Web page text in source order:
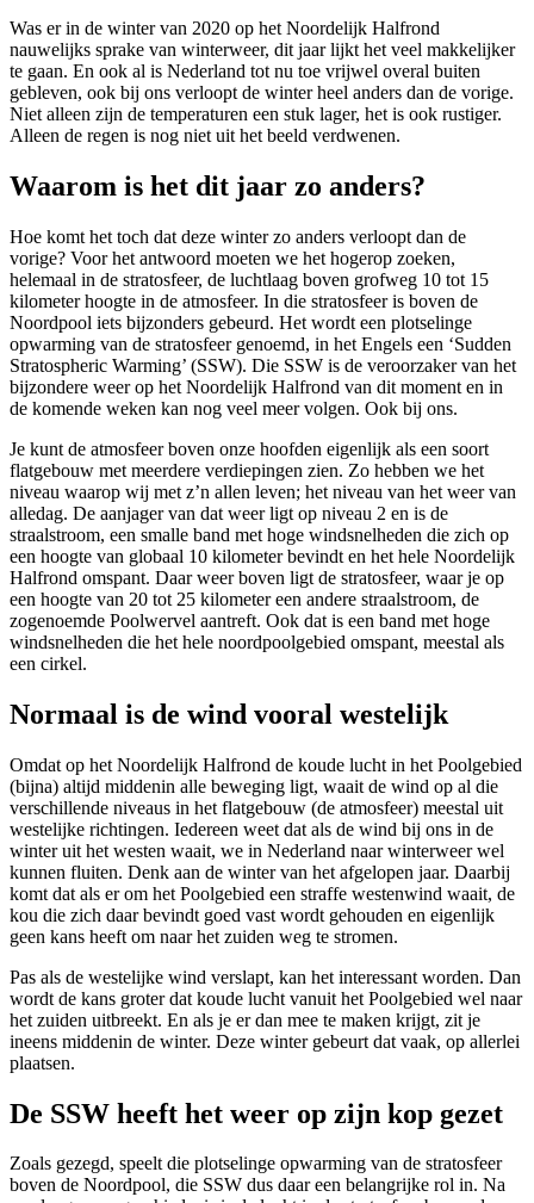
Was er in de winter van 2020 op het Noordelijk Halfrond
nauwelijks sprake van winterweer, dit jaar lijkt het veel makkelijker
te gaan. En ook al is Nederland tot nu toe vrijwel overal buiten
gebleven, ook bij ons verloopt de winter heel anders dan de vorige.
Niet alleen zijn de temperaturen een stuk lager, het is ook rustiger.
Alleen de regen is nog niet uit het beeld verdwenen.
Waarom is het dit jaar zo anders?
Hoe komt het toch dat deze winter zo anders verloopt dan de
vorige? Voor het antwoord moeten we het hogerop zoeken,
helemaal in de stratosfeer, de luchtlaag boven grofweg 10 tot 15
kilometer hoogte in de atmosfeer. In die stratosfeer is boven de
Noordpool iets bijzonders gebeurd. Het wordt een plotselinge
opwarming van de stratosfeer genoemd, in het Engels een ‘Sudden
Stratospheric Warming’ (SSW). Die SSW is de veroorzaker van het
bijzondere weer op het Noordelijk Halfrond van dit moment en in
de komende weken kan nog veel meer volgen. Ook bij ons.
Je kunt de atmosfeer boven onze hoofden eigenlijk als een soort
flatgebouw met meerdere verdiepingen zien. Zo hebben we het
niveau waarop wij met z’n allen leven; het niveau van het weer van
alledag. De aanjager van dat weer ligt op niveau 2 en is de
straalstroom, een smalle band met hoge windsnelheden die zich op
een hoogte van globaal 10 kilometer bevindt en het hele Noordelijk
Halfrond omspant. Daar weer boven ligt de stratosfeer, waar je op
een hoogte van 20 tot 25 kilometer een andere straalstroom, de
zogenoemde Poolwervel aantreft. Ook dat is een band met hoge
windsnelheden die het hele noordpoolgebied omspant, meestal als
een cirkel.
Normaal is de wind vooral westelijk
Omdat op het Noordelijk Halfrond de koude lucht in het Poolgebied
(bijna) altijd middenin alle beweging ligt, waait de wind op al die
verschillende niveaus in het flatgebouw (de atmosfeer) meestal uit
westelijke richtingen. Iedereen weet dat als de wind bij ons in de
winter uit het westen waait, we in Nederland naar winterweer wel
kunnen fluiten. Denk aan de winter van het afgelopen jaar. Daarbij
komt dat als er om het Poolgebied een straffe westenwind waait, de
kou die zich daar bevindt goed vast wordt gehouden en eigenlijk
geen kans heeft om naar het zuiden weg te stromen.
Pas als de westelijke wind verslapt, kan het interessant worden. Dan
wordt de kans groter dat koude lucht vanuit het Poolgebied wel naar
het zuiden uitbreekt. En als je er dan mee te maken krijgt, zit je
ineens middenin de winter. Deze winter gebeurt dat vaak, op allerlei
plaatsen.
De SSW heeft het weer op zijn kop gezet
Zoals gezegd, speelt die plotselinge opwarming van de stratosfeer
boven de Noordpool, die SSW dus daar een belangrijke rol in. Na